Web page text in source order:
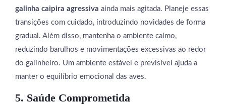
galinha caipira agressiva ainda mais agitada. Planeje essas
transições com cuidado, introduzindo novidades de forma
gradual. Além disso, mantenha o ambiente calmo,
reduzindo barulhos e movimentações excessivas ao redor
do galinheiro. Um ambiente estável e previsível ajuda a
manter o equilíbrio emocional das aves.
5. Saúde Comprometida